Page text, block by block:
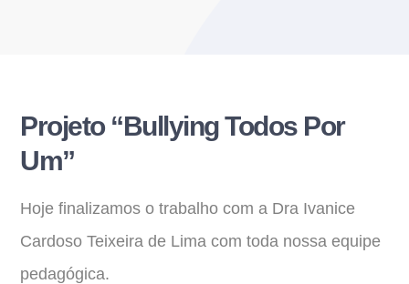
Projeto “Bullying Todos Por
Um”
Hoje finalizamos o trabalho com a Dra Ivanice
Cardoso Teixeira de Lima com toda nossa equipe
pedagógica.